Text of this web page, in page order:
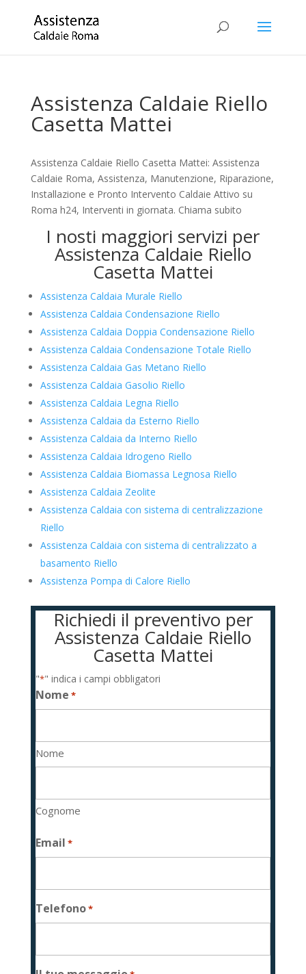
Assistenza Caldaie Riello
Casetta Mattei
Assistenza Caldaie Riello Casetta Mattei: Assistenza
Caldaie Roma, Assistenza, Manutenzione, Riparazione,
Installazione e Pronto Intervento Caldaie Attivo su
Roma h24, Interventi in giornata. Chiama subito
I nosti maggiori servizi per
Assistenza Caldaie Riello
Casetta Mattei
Assistenza Caldaia Murale Riello
Assistenza Caldaia Condensazione Riello
Assistenza Caldaia Doppia Condensazione Riello
Assistenza Caldaia Condensazione Totale Riello
Assistenza Caldaia Gas Metano Riello
Assistenza Caldaia Gasolio Riello
Assistenza Caldaia Legna Riello
Assistenza Caldaia da Esterno Riello
Assistenza Caldaia da Interno Riello
Assistenza Caldaia Idrogeno Riello
Assistenza Caldaia Biomassa Legnosa Riello
Assistenza Caldaia Zeolite
Assistenza Caldaia con sistema di centralizzazione
Riello
Assistenza Caldaia con sistema di centralizzato a
basamento Riello
Assistenza Pompa di Calore Riello
Richiedi il preventivo per
Assistenza Caldaie Riello
Casetta Mattei
"*" indica i campi obbligatori
Nome *
Nome
Cognome
Email *
Telefono*